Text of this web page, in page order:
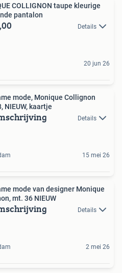
COLLIGNON taupe kleurige
pantalon
Details
20 jun 26
mode, Monique Collignon
NIEUW, kaartje
Details
15 mei 26
mode van designer Monique
mt. 36 NIEUW
Details
2 mei 26